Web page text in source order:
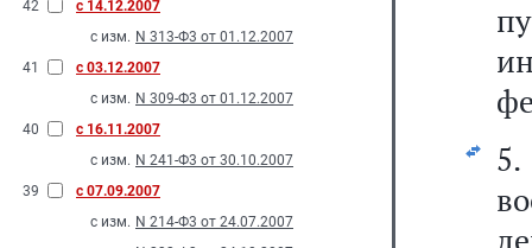
42
с 14.12.2007
с изм. N 313-Ф3 от 01.12.2007
41
с 03.12.2007
с изм. N 309-Ф3 от 01.12.2007
40
с 16.11.2007
с изм. N 241-Ф3 от 30.10.2007
39
с 07.09.2007
с изм. N 214-Ф3 от 24.07.2007
5.